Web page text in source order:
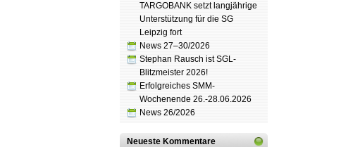
TARGOBANK setzt langjährige
Unterstützung für die SG
Leipzig fort
News 27–30/2026
Stephan Rausch ist SGL-
Blitzmeister 2026!
Erfolgreiches SMM-
Wochenende 26.-28.06.2026
News 26/2026
Neueste Kommentare